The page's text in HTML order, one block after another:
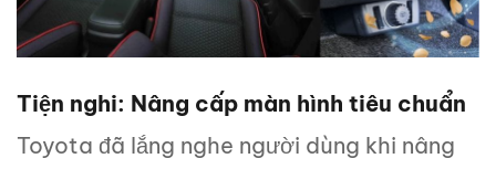
Tiện nghi: Nâng cấp màn hình tiêu chuẩn
Toyota đã lắng nghe người dùng khi nâng